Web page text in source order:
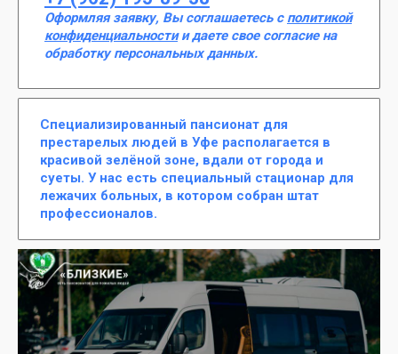
Оформляя заявку, Вы соглашаетесь с политикой
конфиденциальностии даете свое согласие на
обработку персональных данных.
Специализированный пансионат для
престарелых людей в Уфе располагается в
красивой зелёной зоне, вдали от города и
суеты. У нас есть специальный стационар для
лежачих больных, в котором собран штат
профессионалов.